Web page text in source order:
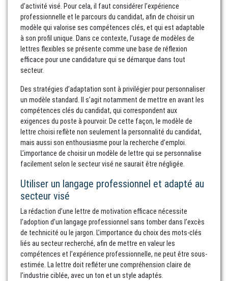
d’activité visé. Pour cela, il faut considérer l’expérience
professionnelle et le parcours du candidat, afin de choisir un
modèle qui valorise ses compétences clés, et qui est adaptable
à son profil unique. Dans ce contexte, l’usage de modèles de
lettres flexibles se présente comme une base de réflexion
efficace pour une candidature qui se démarque dans tout
secteur.
Des stratégies d’adaptation sont à privilégier pour personnaliser
un modèle standard. Il s’agit notamment de mettre en avant les
compétences clés du candidat, qui correspondent aux
exigences du poste à pourvoir. De cette façon, le modèle de
lettre choisi reflète non seulement la personnalité du candidat,
mais aussi son enthousiasme pour la recherche d’emploi.
L’importance de choisir un modèle de lettre qui se personnalise
facilement selon le secteur visé ne saurait être négligée.
Utiliser un langage professionnel et adapté au
secteur visé
La rédaction d’une lettre de motivation efficace nécessite
l’adoption d’un langage professionnel sans tomber dans l’excès
de technicité ou le jargon. L’importance du choix des mots-clés
liés au secteur recherché, afin de mettre en valeur les
compétences et l’expérience professionnelle, ne peut être sous-
estimée. La lettre doit refléter une compréhension claire de
l’industrie ciblée, avec un ton et un style adaptés.